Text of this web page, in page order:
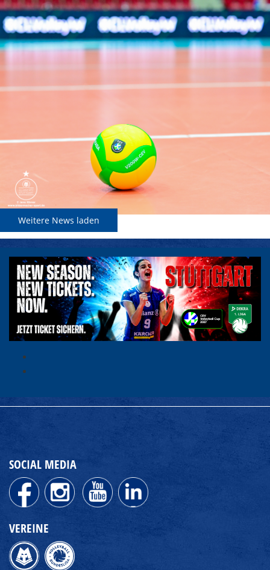
Weitere News laden
SOCIAL MEDIA
VEREINE